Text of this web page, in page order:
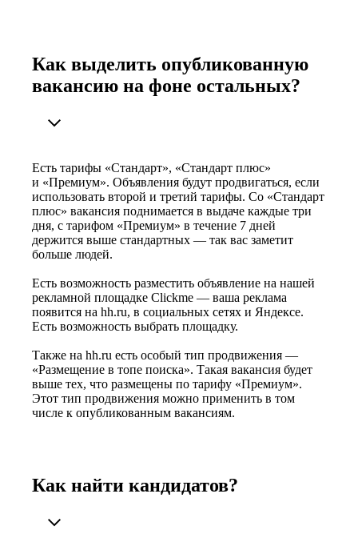
Как выделить опубликованную
вакансию на фоне остальных?
Есть тарифы «Стандарт», «Стандарт плюс»
и «Премиум». Объявления будут продвигаться, если
использовать второй и третий тарифы. Со «Стандарт
плюс» вакансия поднимается в выдаче каждые три
дня, с тарифом «Премиум» в течение 7 дней
держится выше стандартных — так вас заметит
больше людей.
Есть возможность разместить объявление на нашей
рекламной площадке Clickme — ваша реклама
появится на hh.ru, в социальных сетях и Яндексе.
Есть возможность выбрать площадку.
Также на hh.ru есть особый тип продвижения —
«Размещение в топе поиска». Такая вакансия будет
выше тех, что размещены по тарифу «Премиум».
Этот тип продвижения можно применить в том
числе к опубликованным вакансиям.
Как найти кандидатов?